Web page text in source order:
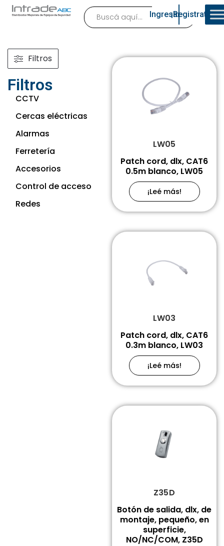
Ingresar¡Registrate!
Filtros
Filtros
CCTV
Cercas eléctricas
Alarmas
Ferretería
Accesorios
Control de acceso
Redes
LW05
Patch cord, dlx, CAT6
0.5m blanco, LW05
¡Leé más!
LW03
Patch cord, dlx, CAT6
0.3m blanco, LW03
¡Leé más!
Z35D
Botón de salida, dlx, de
montaje, pequeño, en
superficie,
NO/NC/COM, Z35D